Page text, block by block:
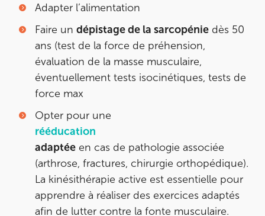
Adapter l’alimentation
Faire un dépistage de la sarcopénie dès 50
ans (test de la force de préhension,
évaluation de la masse musculaire,
éventuellement tests isocinétiques, tests de
force max
Opter pour une
rééducation
adaptée en cas de pathologie associée
(arthrose, fractures, chirurgie orthopédique).
La kinésithérapie active est essentielle pour
apprendre à réaliser des exercices adaptés
afin de lutter contre la fonte musculaire.